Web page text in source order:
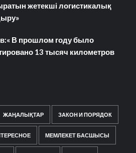
жетекші логистикалық
В прошлом году было
13 тысяч километров
ЖАҢАЛЫҚТАР ЗАКОН И ПОРЯДОК
МЕМЛЕКЕТ БАСШЫСЫ